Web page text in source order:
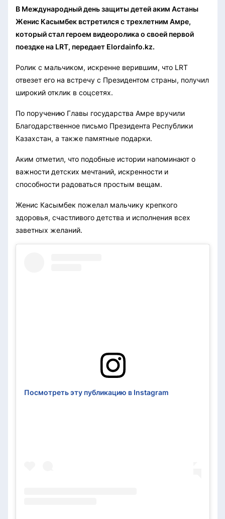
В Международный день защиты детей аким Астаны
Женис Касымбек встретился с трехлетним Амре,
который стал героем видеоролика о своей первой
поездке на LRT, передает Elordainfo.kz.
Ролик с мальчиком, искренне верившим, что LRT
отвезет его на встречу с Президентом страны, получил
широкий отклик в соцсетях.
По поручению Главы государства Амре вручили
Благодарственное письмо Президента Республики
Казахстан, а также памятные подарки.
Аким отметил, что подобные истории напоминают о
важности детских мечтаний, искренности и
способности радоваться простым вещам.
Женис Касымбек пожелал мальчику крепкого
здоровья, счастливого детства и исполнения всех
заветных желаний.
Посмотреть эту публикацию в Instagram